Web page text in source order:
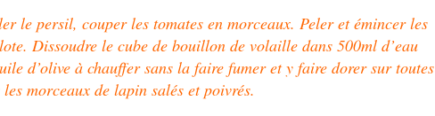
le persil, couper les tomates en morceaux. Peler et émincer les
Dissoudre le cube de bouillon de volaille dans 500ml d’eau
d’olive à chauffer sans la faire fumer et y faire dorer sur toutes
les morceaux de lapin salés et poivrés.